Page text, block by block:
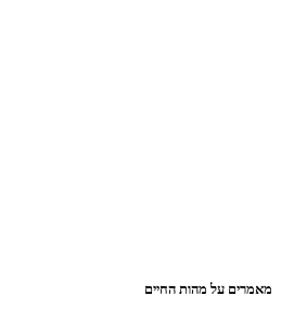
מאמרים על מהות החיים